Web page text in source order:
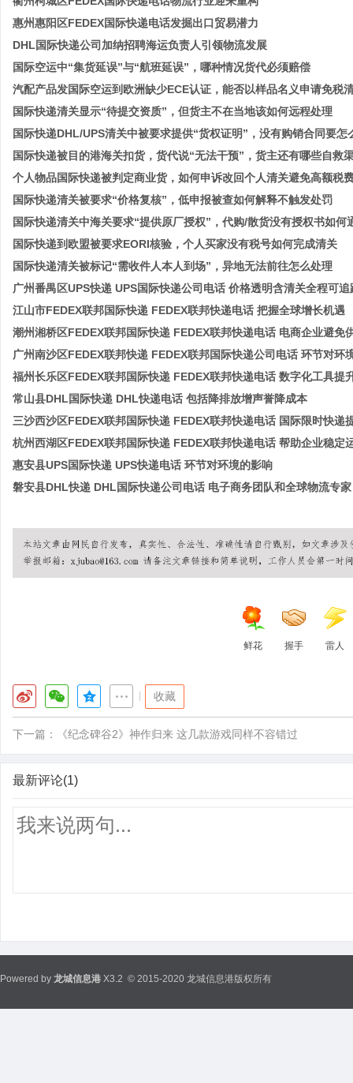
惠州‌‌惠阳区FEDEX国际快递电话发掘出口贸易潜力
DHL国际快递公司加纳招聘海运负责人引领物流发展
国际空运中“集货延误”与“航班延误”，哪种情况货代必须赔偿
汽配产品发国际空运到欧洲缺少ECE认证，能否以样品名义申请免税
国际快递清关显示“待提交资质”，但货主不在当地该如何远程处理
国际快递DHL/UPS清关中被要求提供“货权证明”，没有购销合同要怎
国际快递被目的港海关扣货，货代说“无法干预”，货主还有哪些自救
个人物品国际快递被判定商业货，如何申诉改回个人清关避免高额税
国际快递清关被要求“价格复核”，低申报被查如何解释不触发处罚
国际快递清关中海关要求“提供原厂授权”，代购/散货没有授权书如何
国际快递到欧盟被要求EORI核验，个人买家没有税号如何完成清关
国际快递清关被标记“需收件人本人到场”，异地无法前往怎么处理
广州番禺区UPS快递 UPS国际快递公司电话 价格透明含清关全程可追
江山市FEDEX联邦国际快递 FEDEX联邦快递电话 把握全球增长机遇
潮州‌湘桥区FEDEX联邦国际快递 FEDEX联邦快递电话 电商企业避免
广州南沙区FEDEX联邦快递 FEDEX联邦国际快递公司电话 环节对环
福州长乐区FEDEX联邦国际快递 FEDEX联邦快递电话 数字化工具提
常山县DHL国际快递 DHL快递电话 包括降排放增声誉降成本
三沙西沙区FEDEX联邦国际快递 FEDEX联邦快递电话 国际限时快递
杭州西湖区FEDEX联邦国际快递 FEDEX联邦快递电话 帮助企业稳定
惠安县UPS国际快递 UPS快递电话 环节对环境的影响
磐安县DHL快递 DHL国际快递公司电话 电子商务团队和全球物流专家
鲜花 握手 雷人
收藏
下一篇： 《纪念碑谷2》神作归来 这几款游戏同样不容错过
最新评论(1)
Powered by 龙城信息港 X3.2 © 2015-2020 龙城信息港版权所有